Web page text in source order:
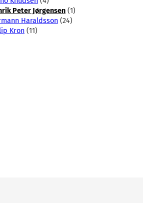
Peter Jørgensen (1)
Haraldsson (24)
Kron (11)